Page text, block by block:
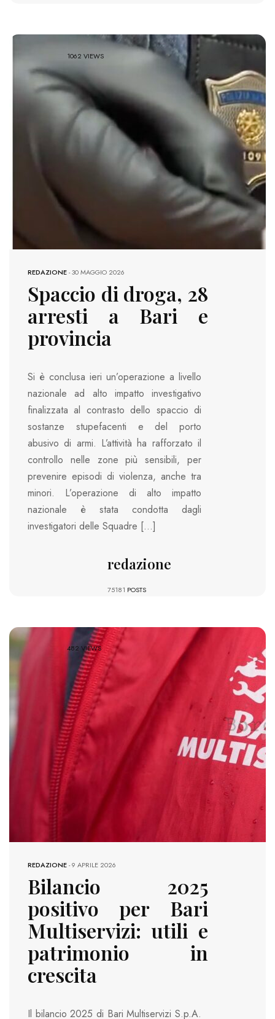
1062 VIEWS
REDAZIONE-30 MAGGIO 2026
Spaccio di droga, 28
arresti a Bari e
provincia
Si è conclusa ieri un’operazione a livello
nazionale ad alto impatto investigativo
finalizzata al contrasto dello spaccio di
sostanze stupefacenti e del porto
abusivo di armi. L’attività ha rafforzato il
controllo nelle zone più sensibili, per
prevenire episodi di violenza, anche tra
minori. L’operazione di alto impatto
nazionale è stata condotta dagli
investigatori delle Squadre […]
redazione
75181 POSTS
482 VIEWS
REDAZIONE-9 APRILE 2026
Bilancio 2025
positivo per Bari
Multiservizi: utili e
patrimonio in
crescita
Il bilancio 2025 di Bari Multiservizi S.p.A.